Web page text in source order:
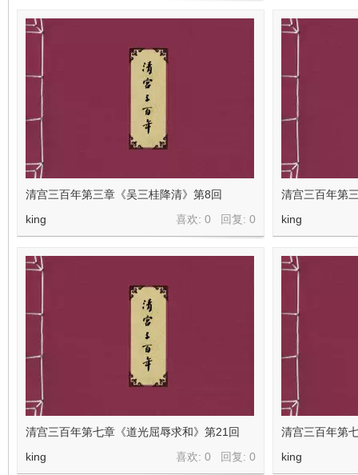
清宫三百年第三章《吴三桂降清》第8回
喜欢: 0 回复: 0
king
清宫三百年第
king
清宫三百年第七章《道光屈辱求和》第21回
喜欢: 0 回复: 0
king
清宫三百年第
king